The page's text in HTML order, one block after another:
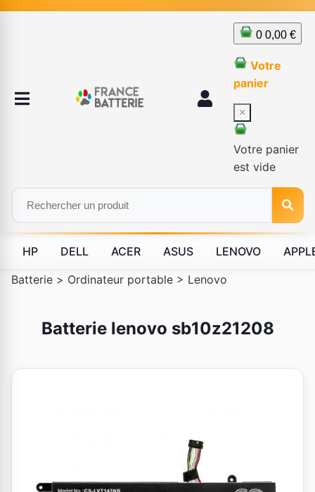
0 0,00 €
Votre
panier
×
Votre panier
est vide
HP DELL ACER ASUS LENOVO
Batterie > Ordinateur portable > Lenovo
Batterie lenovo sb10z21208